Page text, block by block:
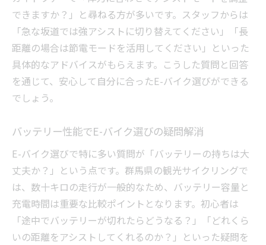
できますか？」と尋ねる方が多いです。スタッフからは
「急な坂道では強アシストに切り替えてください」「長
距離の場合は節電モードを活用してください」といった
具体的なアドバイスがもらえます。こうした質問と回答
を通じて、安心して自分に合ったE-バイク選びができる
でしょう。
バッテリー性能でE-バイク選びの疑問解消
E-バイク選びで特に多い質問が「バッテリーの持ちは大
丈夫か？」という点です。群馬県の観光サイクリングで
は、数十キロの走行が一般的なため、バッテリー容量と
充電時間は重要な比較ポイントとなります。初心者は
「途中でバッテリーが切れたらどうなる？」「どれくら
いの距離をアシストしてくれるのか？」といった疑問を